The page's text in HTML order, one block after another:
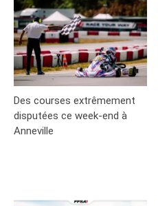
Des courses extrêmement
disputées ce week-end à
Anneville